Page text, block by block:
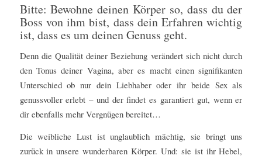
Bitte: Bewohne deinen Körper so, dass du der
Boss von ihm bist, dass dein Erfahren wichtig
ist, dass es um deinen Genuss geht.
Denn die Qualität deiner Beziehung verändert sich nicht durch
den Tonus deiner Vagina, aber es macht einen signifikanten
Unterschied ob nur dein Liebhaber oder ihr beide Sex als
genussvoller erlebt – und der findet es garantiert gut, wenn er
dir ebenfalls mehr Vergnügen bereitet…
Die weibliche Lust ist unglaublich mächtig, sie bringt uns
zurück in unsere wunderbaren Körper. Und: sie ist ihr Hebel,